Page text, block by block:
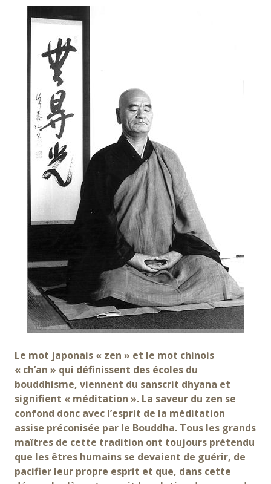
Le mot japonais « zen » et le mot chinois
« ch’an » qui définissent des écoles du
bouddhisme, viennent du sanscrit dhyana et
signifient « méditation ». La saveur du zen se
confond donc avec l’esprit de la méditation
assise préconisée par le Bouddha. Tous les grands
maîtres de cette tradition ont toujours prétendu
que les êtres humains se devaient de guérir, de
pacifier leur propre esprit et que, dans cette